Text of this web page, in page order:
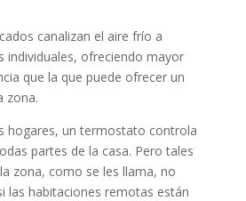
canalizan el aire frío a
individuales, ofreciendo mayor
que la que puede ofrecer un
zona.
hogares, un termostato controla
partes de la casa. Pero tales
zona, como se les llama, no
las habitaciones remotas están